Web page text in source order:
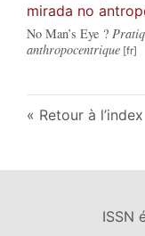
mirada no
No Man’s Eye ?
anthropocentrique
Retour à l’index
ISSN